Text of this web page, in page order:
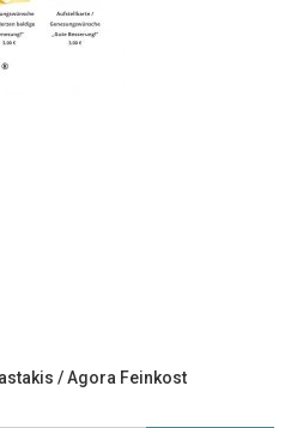
/ Agora Feinkost